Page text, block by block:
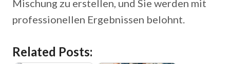
Mischung zu erstellen, und Sie werden mit
professionellen Ergebnissen belohnt.
Related Posts: